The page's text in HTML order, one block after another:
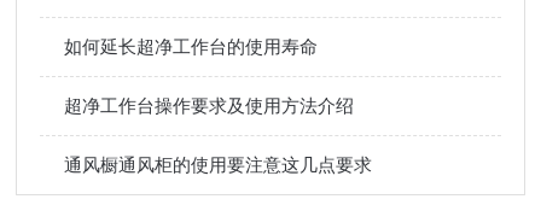
如何延长超净工作台的使用寿命
超净工作台操作要求及使用方法介绍
通风橱通风柜的使用要注意这几点要求